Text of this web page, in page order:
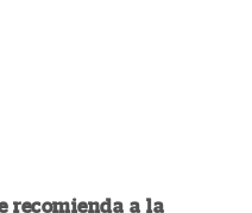
recomienda a la